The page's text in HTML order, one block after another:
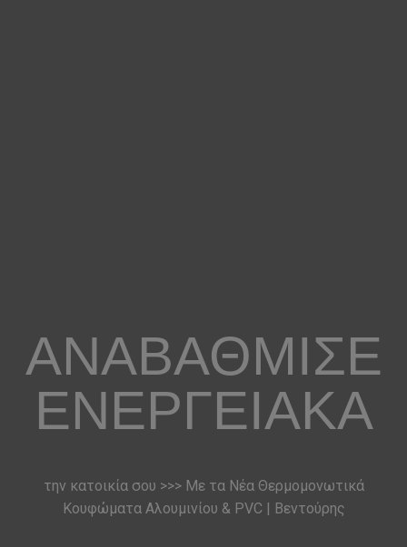
ΑΝΑΒΆΘΜΙΣΕ
ΕΝΕΡΓΕΙΑΚΆ
την κατοικία σου >>> Με τα Νέα Θερμομονωτικά
Κουφώματα Αλουμινίου & PVC | Βεντούρης